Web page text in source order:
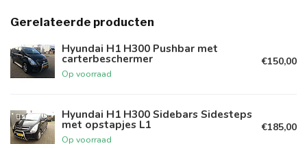
Gerelateerde producten
Hyundai H1 H300 Pushbar met
carterbeschermer
Op voorraad
€150,00
Hyundai H1 H300 Sidebars Sidesteps
met opstapjes L1
Op voorraad
€185,00